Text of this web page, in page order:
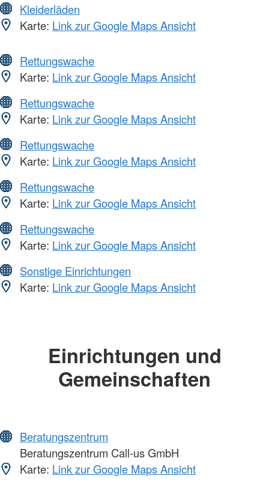
Kleiderläden
Karte: Link zur Google Maps Ansicht
Rettungswache
Karte: Link zur Google Maps Ansicht
Rettungswache
Karte: Link zur Google Maps Ansicht
Rettungswache
Karte: Link zur Google Maps Ansicht
Rettungswache
Karte: Link zur Google Maps Ansicht
Rettungswache
Karte: Link zur Google Maps Ansicht
Sonstige Einrichtungen
Karte: Link zur Google Maps Ansicht
Einrichtungen und
Gemeinschaften
Beratungszentrum
Beratungszentrum Call-us GmbH
Karte: Link zur Google Maps Ansicht